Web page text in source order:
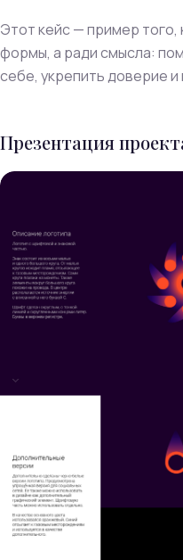
Этот кейс — пример того,
формы, а ради смысла:
себе, укрепить доверие
Презентация